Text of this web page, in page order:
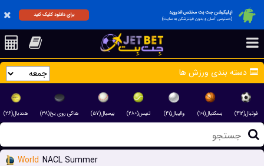
اپلیکیشن جت بت مختص اندروید
(دسترسی آسان و بدون فیلترشکن به سایت)
برای دانلود کلیک کنید
دسته بندی ورزش ها
فوتبال(۴۱۲) بسکتبال(۱۰۱) والیبال(۴۱) تنیس(۲۸۰) بیسبال(۵۷) هاکی روی یخ(۳۸) هندبال(۲۶)
World NACL Summer